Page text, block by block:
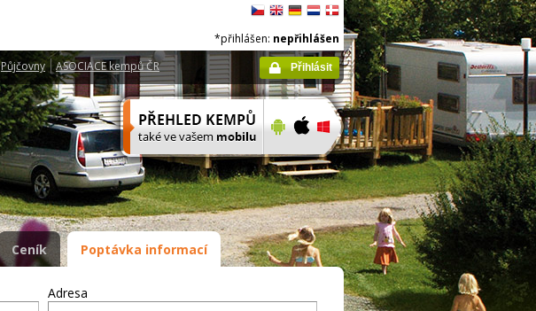
Půjčovny ASOCIACE kempů ČR
*přihlášen: nepřihlášen
Přihlásit
Ceník Poptávka informací
Adresa